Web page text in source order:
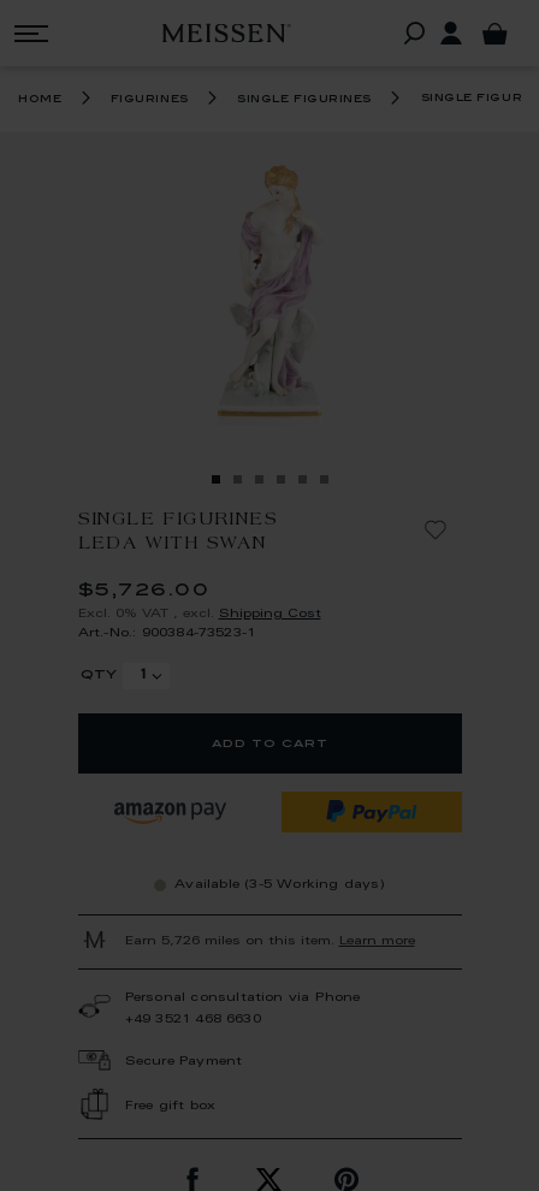
home figurines single figurines single
SINGLE FIGURINES
LEDA WITH SWAN
$5,726.00
Excl. 0% VAT excl. Shipping Cost
Art.-No.: 900384-73523-1
qty
add to cart
Available (3-5 Working days)
Earn 5,726 miles on this item. Learn more
Personal consultation via Phone
+49 3521 468 6630
Secure Payment
Free gift box